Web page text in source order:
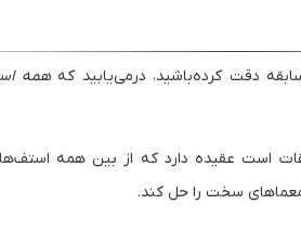
همه
است عقیده دارد که از بین همه
سخت را حل کند.